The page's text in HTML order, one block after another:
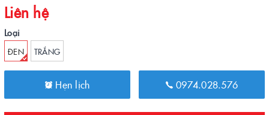
Liên hệ
Loại
ĐEN TRẮNG
Hẹn lịch 0974.028.576